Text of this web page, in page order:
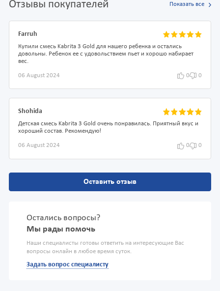
Отзывы покупателей Показать все
Farruh
Купили смесь Kabrita 3 Gold для нашего ребенка и остались
довольны. Ребенок ее с удовольствием пьет и хорошо набирает
вес.
06 August 2024 0 0
Shohida
Детская смесь Kabrita 3 Gold очень понравилась. Приятный вкус и
хороший состав. Рекомендую!
06 August 2024 0 0
Оставить отзыв
Остались вопросы?
Мы рады помочь
Наши специалисты готовы ответить на интересующие Вас
вопросы онлайн в любое время суток.
Задать вопрос специалисту